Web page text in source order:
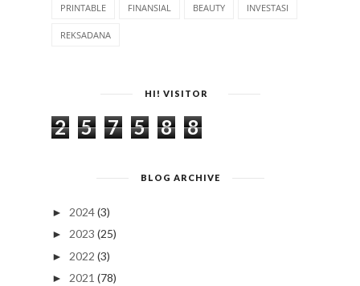
PRINTABLE FINANSIAL BEAUTY INVESTASI
REKSADANA
HI! VISITOR
2 5 7 5 8 8
BLOG ARCHIVE
► 2024(3)
► 2023 (25)
► 2022 (3)
► 2021 (78)